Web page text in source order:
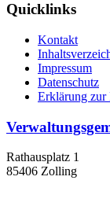
Quicklinks
Kontakt
Impressum
Datenschutz
Erklärung zur
Rathausplatz 1
85406 Zolling